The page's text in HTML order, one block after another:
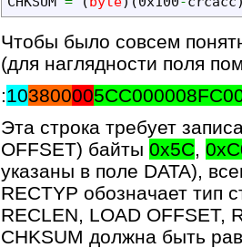
Чтобы было совсем
(для наглядности поля
:10380000
Эта строка требует
OFFSET) байты 0x5C,
указаны в поле DATA),
RECTYP обозначает тип
RECLEN, LOAD OFFSET,
CHKSUM должна быть